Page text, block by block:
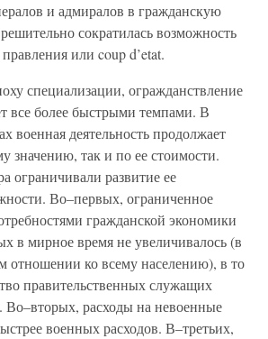
и адмиралов в гражданскую
сократилась возможность
или coup d’etat.
специализации, огражданствление
все более быстрыми темпами. В
военная деятельность продолжает
значению, так и по ее стоимости.
ограничивали развитие ее
Во–первых, ограниченное
гражданской экономики
в мирное время не увеличивалось (в
отношении ко всему населению), в то
правительственных служащих
Во–вторых, расходы на невоенные
военных расходов. В–третьих,